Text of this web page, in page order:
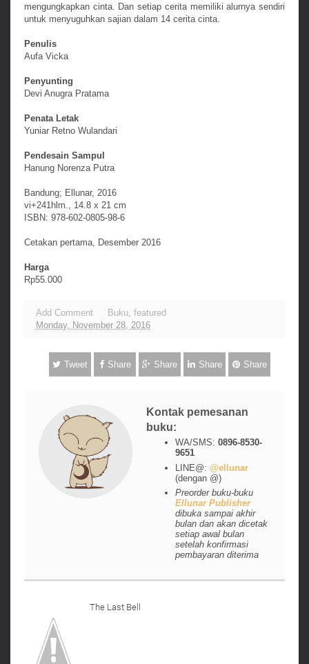
mengungkapkan cinta. Dan setiap cerita memiliki alurnya sendiri
untuk menyuguhkan sajian dalam 14 cerita cinta.
Penulis
Aufa Vicka
Penyunting
Devi Anugra Pratama
Penata Letak
Yuniar Retno Wulandari
Pendesain Sampul
Hanung Norenza Putra
Bandung; Ellunar, 2016
vi+241hlm., 14.8 x 21 cm
ISBN: 978-602-0805-98-6
Cetakan pertama, Desember 2016
Harga
Rp55.000
Add Comment Buku featured
Monday, November 28, 2016
Tweet Share Share Share Share
Kontak pemesanan
buku:
WA/SMS:0896-8530-
9651
LINE@:@ellunar
(dengan @)
Preorder buku-buku
Ellunar Publisher
dibuka sampai akhir
bulan dan akan dicetak
setiap awal bulan
setelah konfirmasi
pembayaran diterima
The Last Bell